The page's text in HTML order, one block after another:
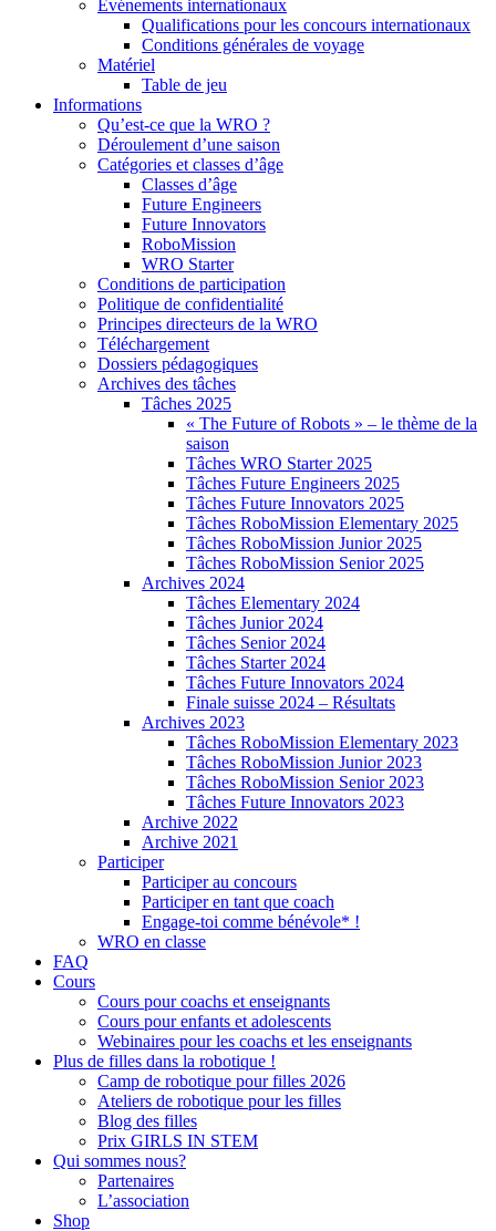
Événements internationaux
Qualifications pour les concours internationaux
Conditions générales de voyage
Matériel
Table de jeu
Informations
Qu’est-ce que la WRO ?
Déroulement d’une saison
Catégories et classes d’âge
Classes d’âge
Future Engineers
Future Innovators
RoboMission
WRO Starter
Conditions de participation
Politique de confidentialité
Principes directeurs de la WRO
Téléchargement
Dossiers pédagogiques
Archives des tâches
Tâches 2025
« The Future of Robots » – le thème de la
saison
Tâches WRO Starter 2025
Tâches Future Engineers 2025
Tâches Future Innovators 2025
Tâches RoboMission Elementary 2025
Tâches RoboMission Junior 2025
Tâches RoboMission Senior 2025
Archives 2024
Tâches Elementary 2024
Tâches Junior 2024
Tâches Senior 2024
Tâches Starter 2024
Tâches Future Innovators 2024
Finale suisse 2024 – Résultats
Archives 2023
Tâches RoboMission Elementary 2023
Tâches RoboMission Junior 2023
Tâches RoboMission Senior 2023
Tâches Future Innovators 2023
Archive 2022
Archive 2021
Participer
Participer au concours
Participer en tant que coach
Engage-toi comme bénévole* !
WRO en classe
FAQ
Cours
Cours pour coachs et enseignants
Cours pour enfants et adolescents
Webinaires pour les coachs et les enseignants
Plus de filles dans la robotique !
Camp de robotique pour filles 2026
Ateliers de robotique pour les filles
Blog des filles
Prix GIRLS IN STEM
Qui sommes nous?
Partenaires
L’association
Shop